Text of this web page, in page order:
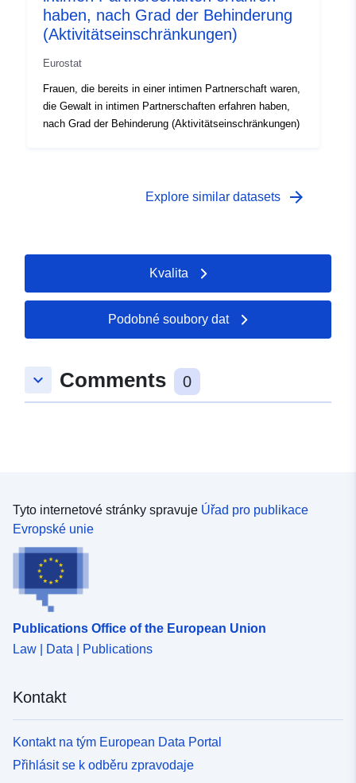
haben, nach Grad der Behinderung
(Aktivitätseinschränkungen)
Eurostat
Frauen, die bereits in einer intimen Partnerschaft waren,
die Gewalt in intimen Partnerschaften erfahren haben,
nach Grad der Behinderung (Aktivitätseinschränkungen)
Explore similar datasets arrow_forward
Kvalita
Podobné soubory dat
keyboard_arrow_down Comments 0
Tyto internetové stránky spravuje Úřad pro publikace
Evropské unie
Publications Office of the European Union
Law | Data | Publications
Kontakt
Kontakt na tým European Data Portal
Přihlásit se k odběru zpravodaje